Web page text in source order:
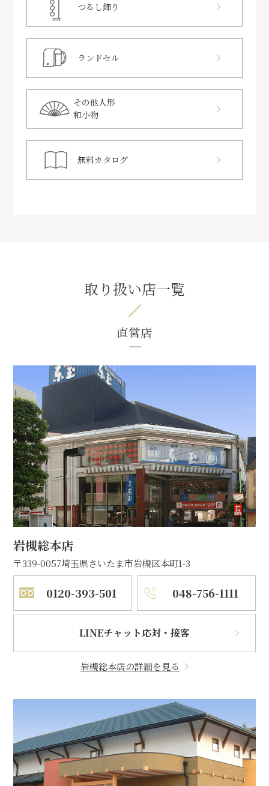
つるし飾り
ランドセル
その他人形
和小物
無料カタログ
取り扱い店一覧
直営店
岩槻総本店
〒339-0057埼玉県さいたま市岩槻区本町1-3
0120-393-501 048-756-1111
LINEチャット応対・接客
岩槻総本店の詳細を見る